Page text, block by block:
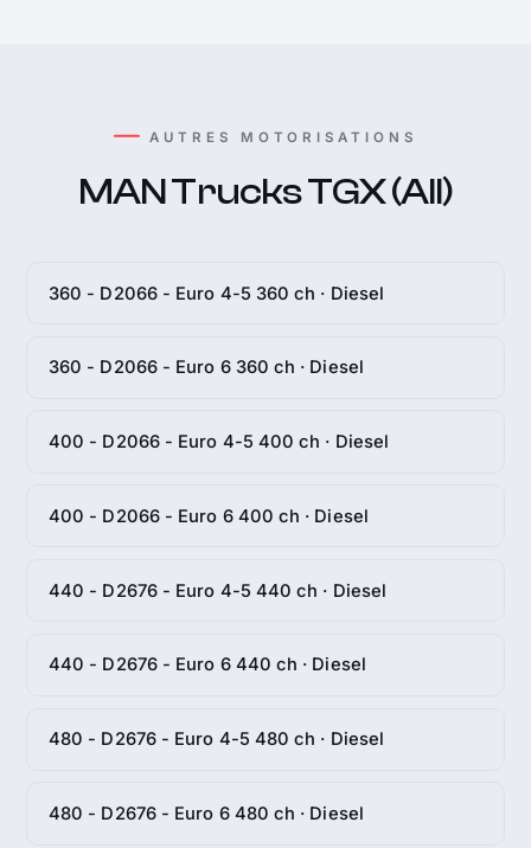
AUTRES MOTORISATIONS
MAN Trucks TGX (All)
360 - D2066 - Euro 4-5 360 ch · Diesel
360 - D2066 - Euro 6 360 ch · Diesel
400 - D2066 - Euro 4-5 400 ch · Diesel
400 - D2066 - Euro 6 400 ch · Diesel
440 - D2676 - Euro 4-5 440 ch · Diesel
440 - D2676 - Euro 6 440 ch · Diesel
480 - D2676 - Euro 4-5 480 ch · Diesel
480 - D2676 - Euro 6 480 ch · Diesel